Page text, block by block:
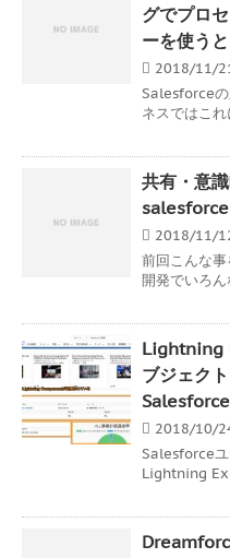
グでプロ
ーを使う
2018/11/
Salesforceの
ネスではこ
共有・意
2018/11/
前回こんな
開発でいろん
Lightning
ブジェク
2018/10/
Salesforceユ
Lightning